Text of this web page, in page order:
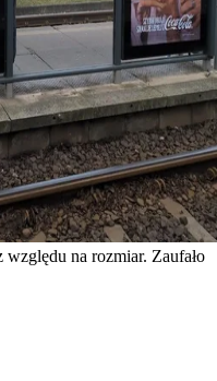
na rozmiar. Zaufało